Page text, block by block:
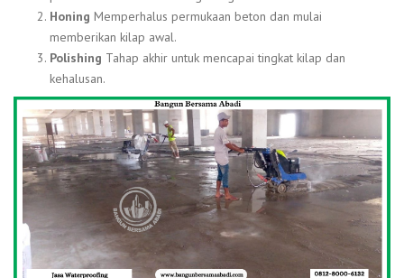
Honing Memperhalus permukaan beton dan mulai
memberikan kilap awal.
Polishing Tahap akhir untuk mencapai tingkat kilap dan
kehalusan.